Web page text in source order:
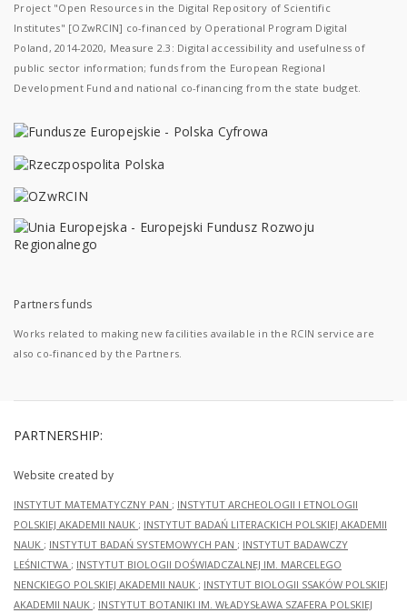
Project "Open Resources in the Digital Repository of Scientific
Institutes" [OZwRCIN] co-financed by Operational Program Digital
Poland, 2014-2020, Measure 2.3: Digital accessibility and usefulness of
public sector information; funds from the European Regional
Development Fund and national co-financing from the state budget.
Partners funds
Works related to making new facilities available in the RCIN service are
also co-financed by the Partners.
PARTNERSHIP:
Website created by
INSTYTUT MATEMATYCZNY PAN ; INSTYTUT ARCHEOLOGII I ETNOLOGII
POLSKIEJ AKADEMII NAUK ; INSTYTUT BADAŃ LITERACKICH POLSKIEJ AKADEMII
NAUK ; INSTYTUT BADAŃ SYSTEMOWYCH PAN ; INSTYTUT BADAWCZY
LEŚNICTWA ; INSTYTUT BIOLOGII DOŚWIADCZALNEJ IM. MARCELEGO
NENCKIEGO POLSKIEJ AKADEMII NAUK ; INSTYTUT BIOLOGII SSAKÓW POLSKIEJ
AKADEMII NAUK ; INSTYTUT BOTANIKI IM. WŁADYSŁAWA SZAFERA POLSKIEJ